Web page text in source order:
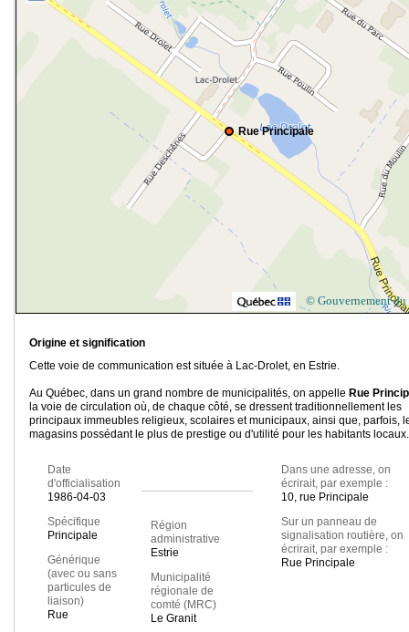
Rue Principale
© Gouvernement du
Origine et signification
Cette voie de communication est située à Lac-Drolet, en Estrie.
Au Québec, dans un grand nombre de municipalités, on appelle Rue
la voie de circulation où, de chaque côté, se dressent traditionnellement les
principaux immeubles religieux, scolaires et municipaux, ainsi que, parfois,
magasins possédant le plus de prestige ou d'utilité pour les habitants locaux.
Date
d'officialisation
1986-04-03
Spécifique
Principale
Générique
(avec ou sans
particules de
liaison)
Rue
Région
administrative
Estrie
Municipalité
régionale de
comté (MRC)
Le Granit
Dans une adresse, on
écrirait, par exemple :
10, rue Principale
Sur un panneau de
signalisation routière, on
écrirait, par exemple :
Rue Principale